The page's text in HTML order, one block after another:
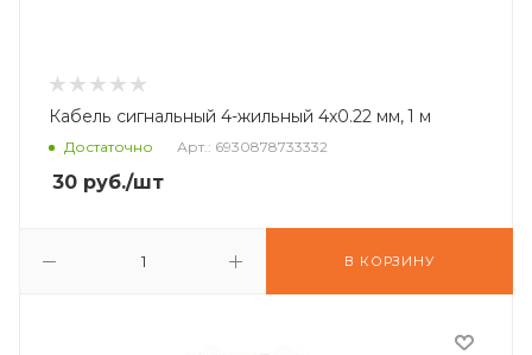
Кабель сигнальный 4-жильный 4x0.22 мм, 1 м
Достаточно Арт.: 6930878733332
30 руб./шт
В КОРЗИНУ